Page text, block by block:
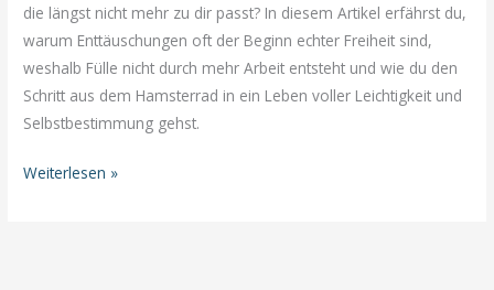
die längst nicht mehr zu dir passt? In diesem Artikel erfährst du,
warum Enttäuschungen oft der Beginn echter Freiheit sind,
weshalb Fülle nicht durch mehr Arbeit entsteht und wie du den
Schritt aus dem Hamsterrad in ein Leben voller Leichtigkeit und
Selbstbestimmung gehst.
Das
Weiterlesen »